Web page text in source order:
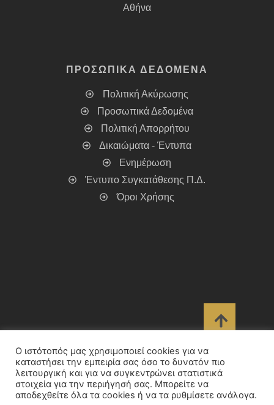
Αθήνα
ΠΡΟΣΩΠΙΚΑ ΔΕΔΟΜΕΝΑ
Πολιτική Ακύρωσης
Προσωπικά Δεδομένα
Πολιτική Απορρήτου
Δικαιώματα - Έντυπα
Ενημέρωση
Έντυπο Συγκατάθεσης Π.Δ.
Όροι Χρήσης
Ο ιστότοπός μας χρησιμοποιεί cookies για να
καταστήσει την εμπειρία σας όσο το δυνατόν πιο
λειτουργική και για να συγκεντρώνει στατιστικά
στοιχεία για την περιήγησή σας. Μπορείτε να
αποδεχθείτε όλα τα cookies ή να τα ρυθμίσετε ανάλογα.